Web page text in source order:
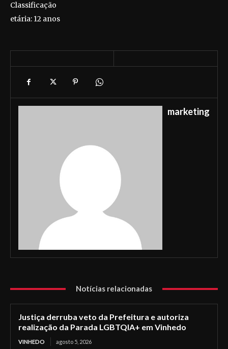
Classificação
etária: 12 anos
marketing
Notícias relacionadas
Justiça derruba veto da Prefeitura e autoriza
realização da Parada LGBTQIA+ em Vinhedo
VINHEDO agosto 5, 2026